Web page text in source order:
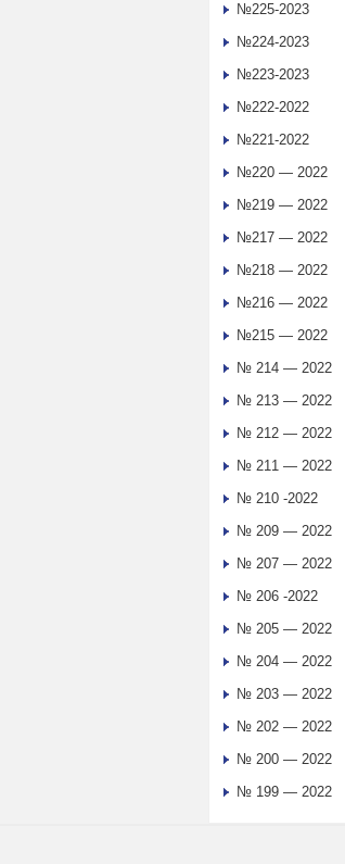
№225-2023
№224-2023
№223-2023
№222-2022
№221-2022
№220 — 2022
№219 — 2022
№217 — 2022
№218 — 2022
№216 — 2022
№215 — 2022
№ 214 — 2022
№ 213 — 2022
№ 212 — 2022
№ 211 — 2022
№ 210 -2022
№ 209 — 2022
№ 207 — 2022
№ 206 -2022
№ 205 — 2022
№ 204 — 2022
№ 203 — 2022
№ 202 — 2022
№ 200 — 2022
№ 199 — 2022